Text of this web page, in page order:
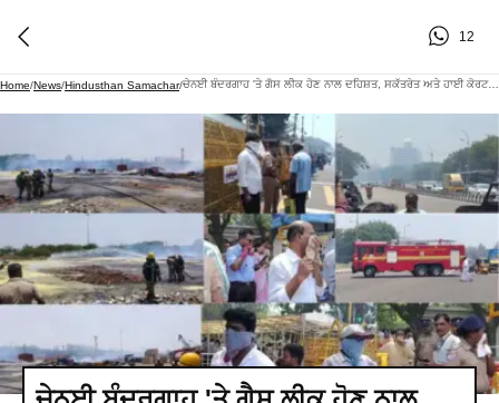
12
Home/News/Hindusthan Samachar/ ਚੇਨਈ ਬੰਦਰਗਾਹ 'ਤੇ ਗੈਸ ਲੀਕ ਹੋਣ ਨਾਲ ਦਹਿਸ਼ਤ, ਸਕੱਤਰੇਤ ਅਤੇ ਹਾਈ ਕੋਰਟ ਦੇ ਖੇਤਰਾਂ 'ਤੇ ਅਸਰ